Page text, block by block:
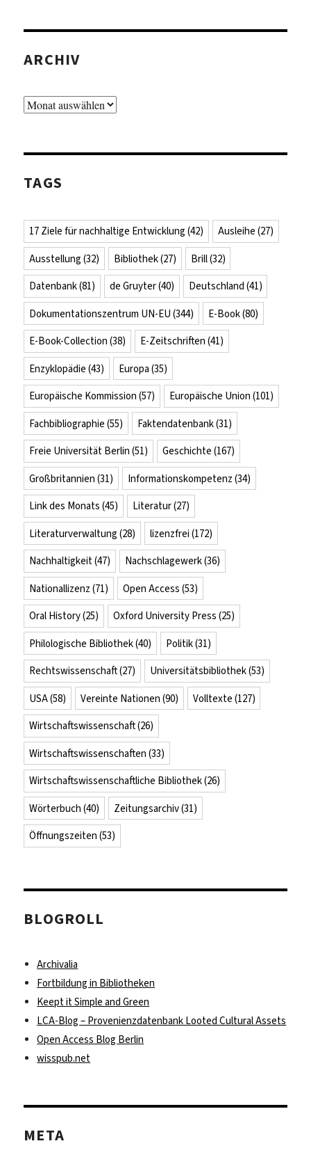
ARCHIV
Archiv
TAGS
17 Ziele für nachhaltige Entwicklung (42) Ausleihe (27)
Ausstellung (32) Bibliothek(27) Brill(32)
Datenbank(81) de Gruyter(40) Deutschland (41)
Dokumentationszentrum UN-EU (344) E-Book(80)
E-Book-Collection (38) E-Zeitschriften (41)
Enzyklopädie (43) Europa (35)
Europäische Kommission (57) Europäische Union (101)
Fachbibliographie (55) Faktendatenbank(31)
Freie Universität Berlin (51) Geschichte (167)
Großbritannien (31) Informationskompetenz (34)
Link des Monats (45) Literatur(27)
Literaturverwaltung (28) lizenzfrei (172)
Nachhaltigkeit(47) Nachschlagewerk(36)
Nationallizenz (71) Open Access (53)
Oral History(25) Oxford University Press (25)
Philologische Bibliothek(40) Politik(31)
Rechtswissenschaft(27) Universitätsbibliothek(53)
USA(58) Vereinte Nationen (90) Volltexte (127)
Wirtschaftswissenschaft(26)
Wirtschaftswissenschaften (33)
Wirtschaftswissenschaftliche Bibliothek(26)
Wörterbuch (40) Zeitungsarchiv(31)
Öffnungszeiten (53)
BLOGROLL
Archivalia
Fortbildung in Bibliotheken
Keept it Simple and Green
LCA-Blog – Provenienzdatenbank Looted Cultural Assets
Open Access Blog Berlin
wisspub.net
META